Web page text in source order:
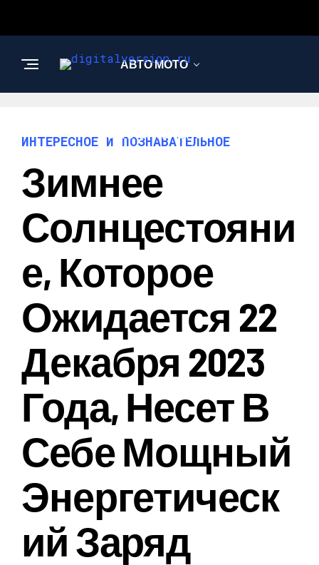
АВТО МОТО
ПОЗНАВАТЕЛЬНОЕ
ИНТЕРЕСНОЕ И ПОЗНАВАТЕЛЬНОЕ
Зимнее
Солнцестояни
Е, Которое
Ожидается 22
Декабря 2023
Года, Несет В
Себе Мощный
Энергетическ
Ий Заряд